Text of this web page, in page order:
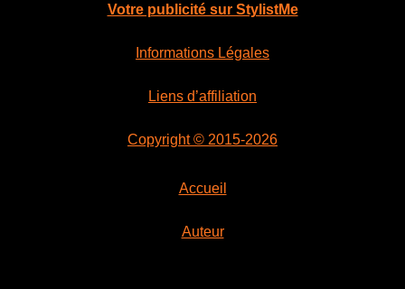
Votre publicité sur StylistMe
Informations Légales
Liens d’affiliation
Copyright © 2015-2026
Accueil
Auteur